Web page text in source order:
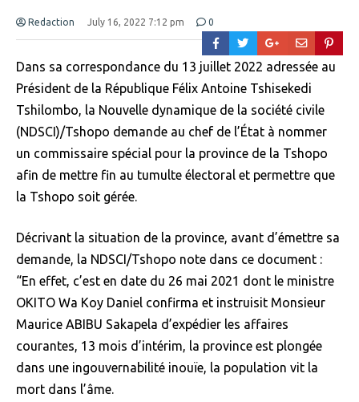
Redaction July 16, 2022 7:12 pm 0
Dans sa correspondance du 13 juillet 2022 adressée au
Président de la République Félix Antoine Tshisekedi
Tshilombo, la Nouvelle dynamique de la société civile
(NDSCI)/Tshopo demande au chef de l’État à nommer
un commissaire spécial pour la province de la Tshopo
afin de mettre fin au tumulte électoral et permettre que
la Tshopo soit gérée.
Décrivant la situation de la province, avant d’émettre sa
demande, la NDSCI/Tshopo note dans ce document :
“En effet, c’est en date du 26 mai 2021 dont le ministre
OKITO Wa Koy Daniel confirma et instruisit Monsieur
Maurice ABIBU Sakapela d’expédier les affaires
courantes, 13 mois d’intérim, la province est plongée
dans une ingouvernabilité inouïe, la population vit la
mort dans l’âme.